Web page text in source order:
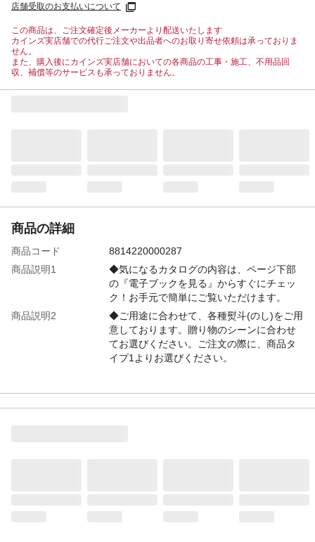
店舗受取のお支払いについて
この商品は、ご注文確定後メーカーより配送いたします
カインズ実店舗での代行ご注文や出品者へのお取り寄せ依頼は承っておりま
せん。
また、購入後にカインズ実店舗においての各商品の工事・施工、不用品回
収、補償等のサービスも承っておりません。
商品の詳細
商品コード
8814220000287
商品説明1
◆気になるカタログの内容は、ページ下部
の『電子ブックを見る』からすぐにチェッ
ク！お手元で簡単にご覧いただけます。
商品説明2
◆ご用途に合わせて、各種熨斗(のし)をご用
意しております。贈り物のシーンに合わせ
てお選びください。ご注文の際に、商品タ
イプ1よりお選びください。
注意事項1
●商品ラインナップはコースにより異なりま